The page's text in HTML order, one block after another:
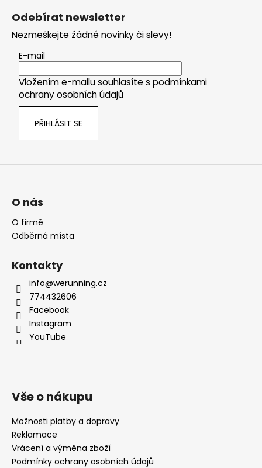
Odebírat newsletter
Nezmeškejte žádné novinky či slevy!
E-mail
Vložením e-mailu souhlasíte s podmínkami
ochrany osobních údajů
PŘIHLÁSIT SE
O nás
O firmě
Odběrná místa
Kontakty
info@werunning.cz
774432606
Facebook
Instagram
YouTube
Vše o nákupu
Možnosti platby a dopravy
Reklamace
Vrácení a výměna zboží
Podmínky ochrany osobních údajů